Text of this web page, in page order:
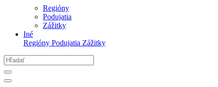
Regióny
Podujatia
Zážitky
Iné
Regióny Podujatia Zážitky